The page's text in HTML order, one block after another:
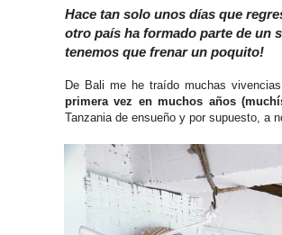
Hace tan solo unos días que
otro país ha formado parte de un
tenemos que frenar un poquito!
De Bali me he traído muchas
primera vez en muchos años
Tanzania de ensueño y por supuesto, a